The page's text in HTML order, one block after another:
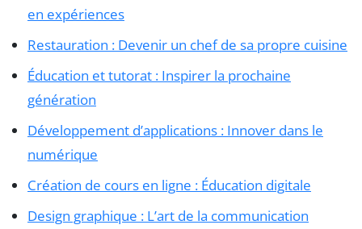
en expériences
Restauration : Devenir un chef de sa propre cuisine
Éducation et tutorat : Inspirer la prochaine
génération
Développement d’applications : Innover dans le
numérique
Création de cours en ligne : Éducation digitale
Design graphique : L’art de la communication